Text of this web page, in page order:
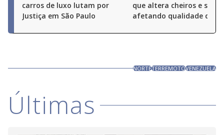
carros de luxo lutam por
Justiça em São Paulo
que altera cheiros e
afetando qualidade de
NORTETERREMOTOVENEZUELA
Últimas